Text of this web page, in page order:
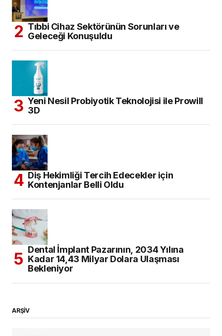
Tıbbi Cihaz Sektörünün Sorunları ve
Geleceği Konuşuldu
Yeni Nesil Probiyotik Teknolojisi ile Prowill
3D
Diş Hekimliği Tercih Edecekler için
Kontenjanlar Belli Oldu
Dental İmplant Pazarının, 2034 Yılına
Kadar 14,43 Milyar Dolara Ulaşması
Bekleniyor
ARŞİV